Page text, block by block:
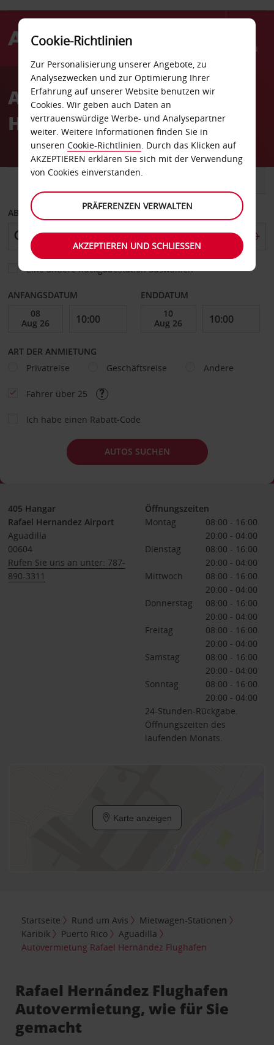
Menü
AvisAutovermietung Rafael
Hernández Flughafen
ABHOLEN VON
Eine andere Rückgabestation auswählen
ANFANGSDATUM ENDDATUM
ART DER ANMIETUNG
Privatreise
Geschäftsreise Andere
Fahrer über 25
Ich habe einen Rabatt-Code
AUTOS SUCHEN
405 Hangar
Rafael Hernandez Airport
Aguadilla
00604
Rufen Sie uns an unter: 787-
890-3311
Öffnungszeiten
Montag
08:00 - 16:00
20:00 - 04:00
Dienstag
08:00 - 16:00
20:00 - 04:00
Mittwoch
08:00 - 16:00
20:00 - 04:00
Donnerstag
08:00 - 16:00
20:00 - 04:00
Freitag
08:00 - 16:00
20:00 - 04:00
Samstag
08:00 - 16:00
20:00 - 04:00
Sonntag
08:00 - 16:00
20:00 - 04:00
24-Stunden-Rückgabe.
Öffnungszeiten des
laufenden Monats.
Karte anzeigen
Startseite Rund um Avis
Mietwagen-Stationen
Karibik
Puerto Rico
Aguadilla
Autovermietung Rafael Hernández Flughafen
Rafael Hernández Flughafen
Autovermietung, wie für Sie
gemacht
Cookie-Richtlinien
Zur Personalisierung unserer Angebote, zu
Analysezwecken und zur Optimierung Ihrer
Erfahrung auf unserer Website benutzen wir
Cookies. Wir geben auch Daten an
vertrauenswürdige Werbe- und Analysepartner
weiter. Weitere Informationen finden Sie in
unseren Cookie-Richtlinien. Durch das Klicken auf
AKZEPTIEREN erklären Sie sich mit der Verwendung
von Cookies einverstanden.
PRÄFERENZEN VERWALTEN
AKZEPTIEREN UND SCHLIESSEN